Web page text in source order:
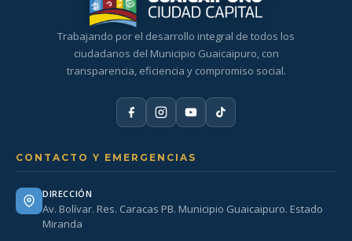
Trabajando por el desarrollo integral de todos los
ciudadanos del Municipio Guaicaipuro, con
transparencia, eficiencia y compromiso social.
CONTACTO Y EMERGENCIAS
DIRECCIÓN
Av. Bolívar. Res. Caracas PB. Municipio Guaicaipuro. Estado
Miranda